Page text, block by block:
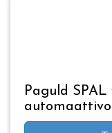
Paguld